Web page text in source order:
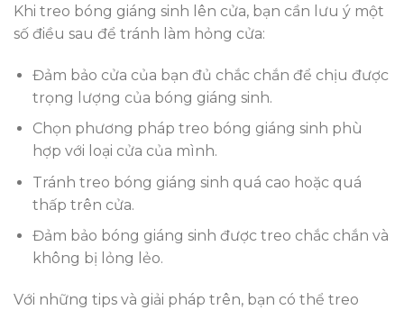
Khi treo bóng giáng sinh lên cửa, bạn cần lưu ý một
số điều sau để tránh làm hỏng cửa:
Đảm bảo cửa của bạn đủ chắc chắn để chịu được
trọng lượng của bóng giáng sinh.
Chọn phương pháp treo bóng giáng sinh phù
hợp với loại cửa của mình.
Tránh treo bóng giáng sinh quá cao hoặc quá
thấp trên cửa.
Đảm bảo bóng giáng sinh được treo chắc chắn và
không bị lỏng lẻo.
Với những tips và giải pháp trên, bạn có thể treo